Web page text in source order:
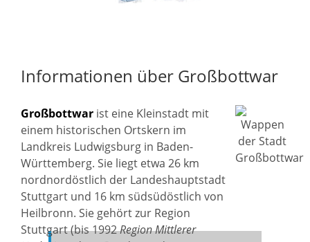
Informationen über Großbottwar
Großbottwar ist eine Kleinstadt mit
einem historischen Ortskern im
Landkreis Ludwigsburg in Baden-
Württemberg. Sie liegt etwa 26 km
nordnordöstlich der Landeshauptstadt
Stuttgart und 16 km südsüdöstlich von
Heilbronn. Sie gehört zur Region
Stuttgart (bis 1992Region Mittlerer